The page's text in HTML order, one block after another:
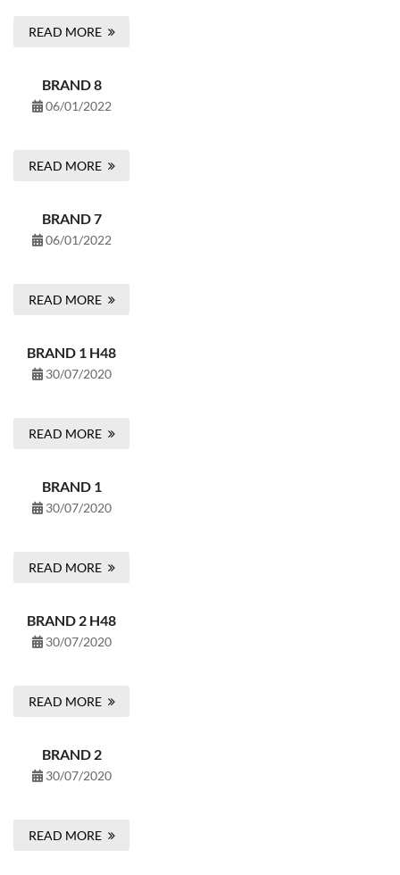
READ MORE
BRAND 8
06/01/2022
READ MORE
BRAND 7
06/01/2022
READ MORE
BRAND 1 H48
30/07/2020
READ MORE
BRAND 1
30/07/2020
READ MORE
BRAND 2 H48
30/07/2020
READ MORE
BRAND 2
30/07/2020
READ MORE